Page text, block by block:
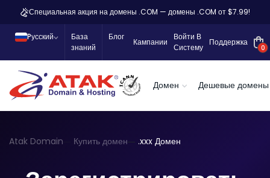
Специальная акция на домены .COM — домены .COM от $7.99!
Pусский
База
знаний
Блог
Кампании
Войти В
Систему
Поддержка
0
Домен Дешевые домены
Atak Domain Купить домен .xxx Домен